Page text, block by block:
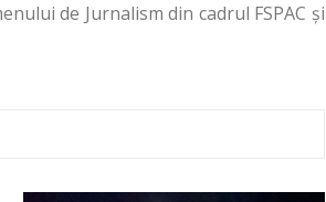
de Jurnalism din cadrul FSPAC și